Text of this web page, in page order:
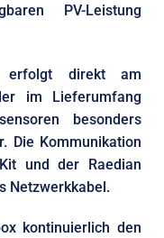
PV-Leistung
erfolgt direkt am
im Lieferumfang
besonders
Die Kommunikation
und der Raedian
Netzwerkkabel.
kontinuierlich den